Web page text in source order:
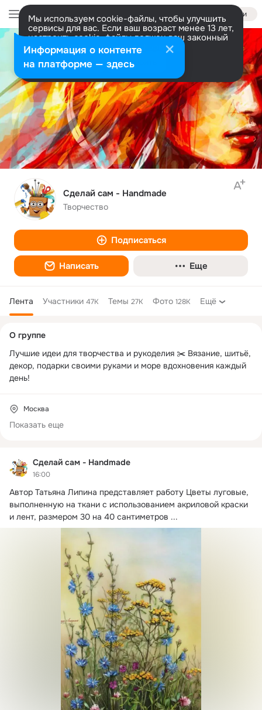
Войти
Мы используем cookie-файлы, чтобы улучшить
сервисы для вас. Если ваш возраст менее 13 лет,
настроить cookie-файлы должен ваш законный
представитель. Больше информации
Разрешить все Настроить
Сделай сам - Handmade
Творчество
Подписаться
Написать Еще
Лента Участники 47K Темы 27K Фото 128K Ещё
Сделай сам - Handmade
16:00
Автор Татьяна Липина представляет работу Цветы луговые,
выполненную на ткани с использованием акриловой краски
и лент, размером 30 на 40 сантиметров ...
колонка
О группе
Лучшие идеи для творчества и рукоделия ✂️ Вязание, шитьё,
декор, подарки своими руками и море вдохновения каждый
день!
Москва
Показать еще
Информация о контенте
на платформе — здесь